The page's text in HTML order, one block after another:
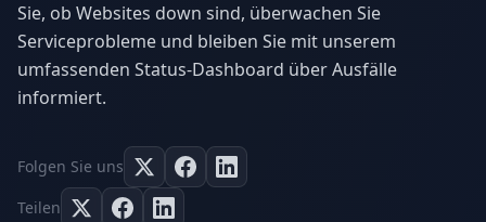
Sie, ob Websites down sind, überwachen Sie
Serviceprobleme und bleiben Sie mit unserem
umfassenden Status-Dashboard über Ausfälle
informiert.
Folgen Sie uns
Teilen